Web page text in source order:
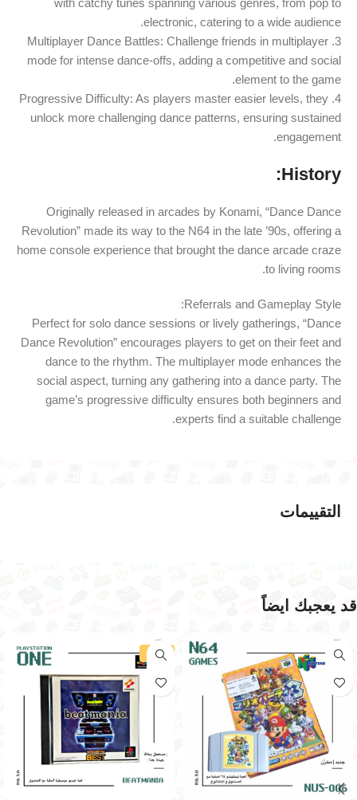
with catchy tunes spanning various genres, from pop to
electronic, catering to a wide audience.
3. Multiplayer Dance Battles: Challenge friends in multiplayer
mode for intense dance-offs, adding a competitive and social
element to the game.
4. Progressive Difficulty: As players master easier levels, they
unlock more challenging dance patterns, ensuring sustained
engagement.
History:
Originally released in arcades by Konami, “Dance Dance
Revolution” made its way to the N64 in the late ’90s, offering a
home console experience that brought the dance arcade craze
to living rooms.
Referrals and Gameplay Style:
Perfect for solo dance sessions or lively gatherings, “Dance
Dance Revolution” encourages players to get on their feet and
dance to the rhythm. The multiplayer mode enhances the
social aspect, turning any gathering into a dance party. The
game’s progressive difficulty ensures both beginners and
experts find a suitable challenge.
التقييمات
قد يعجبك ايضاً
-30%